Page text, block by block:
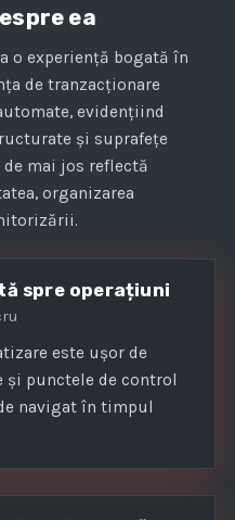
ea
o experiență bogată în
de tranzacționare
evidențiind
și suprafețe
mai jos reflectă
organizarea
spre operațiuni
este ușor de
punctele de control
navigat în timpul